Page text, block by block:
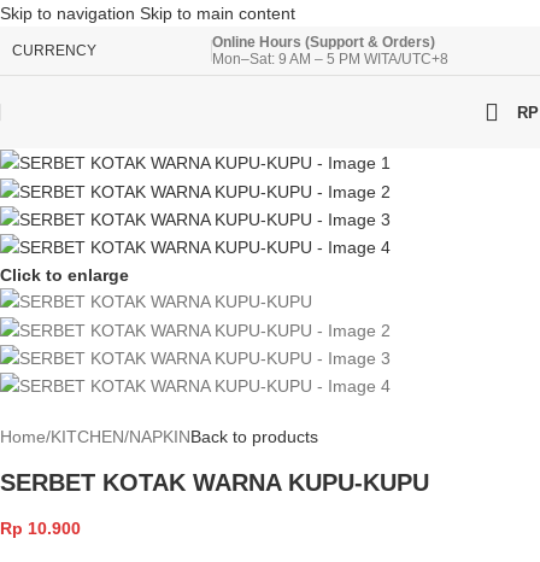
Skip to navigation Skip to main content
CURRENCY
Online Hours (Support & Orders)
Mon–Sat: 9 AM – 5 PM WITA/UTC+8
RP
Click to enlarge
Home/KITCHEN/NAPKINBack to products
SERBET KOTAK WARNA KUPU-KUPU
Rp 10.900